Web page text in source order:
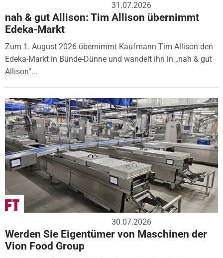
31.07.2026
nah & gut Allison: Tim Allison übernimmt
Edeka-Markt
Zum 1. August 2026 übernimmt Kaufmann Tim Allison den
Edeka-Markt in Bünde-Dünne und wandelt ihn in „nah & gut
Allison“...
30.07.2026
Werden Sie Eigentümer von Maschinen der
Vion Food Group